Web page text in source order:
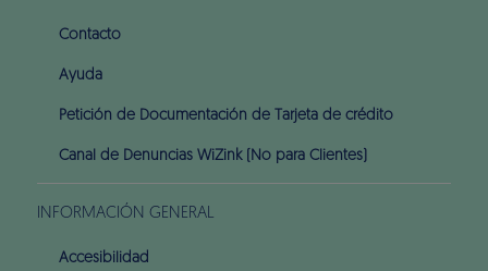
Contacto
Ayuda
Petición de Documentación de Tarjeta de crédito
Canal de Denuncias WiZink (No para Clientes)
INFORMACIÓN GENERAL
Accesibilidad